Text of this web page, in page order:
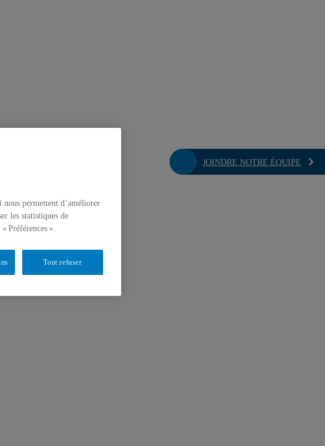
JOINDRE NOTRE ÉQUIPE
permettent d’améliorer
les statistiques de
Préférences ».
Tout refuser